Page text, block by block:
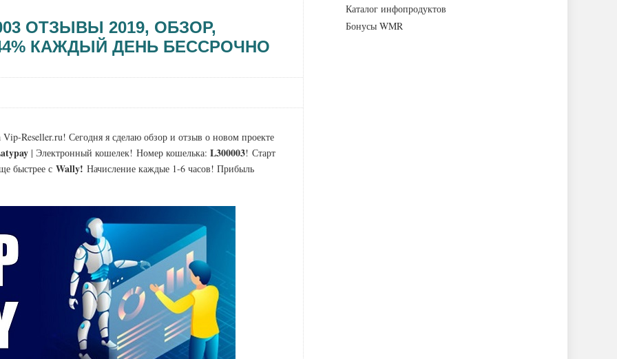
ОТЗЫВЫ 2019, ОБЗОР,
КАЖДЫЙ ДЕНЬ БЕССРОЧНО
Reseller.ru! Сегодня я сделаю обзор и отзыв о новом проекте
| Электронный кошелек! Номер кошелька: L300003! Старт
быстрее с Wally! Начисление каждые 1-6 часов! Прибыль
Каталог инфопродуктов
Бонусы WMR